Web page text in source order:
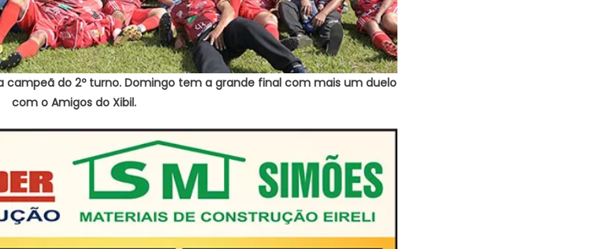
campeã do 2º turno. Domingo tem a grande final com mais um duelo
com o Amigos do Xibil.